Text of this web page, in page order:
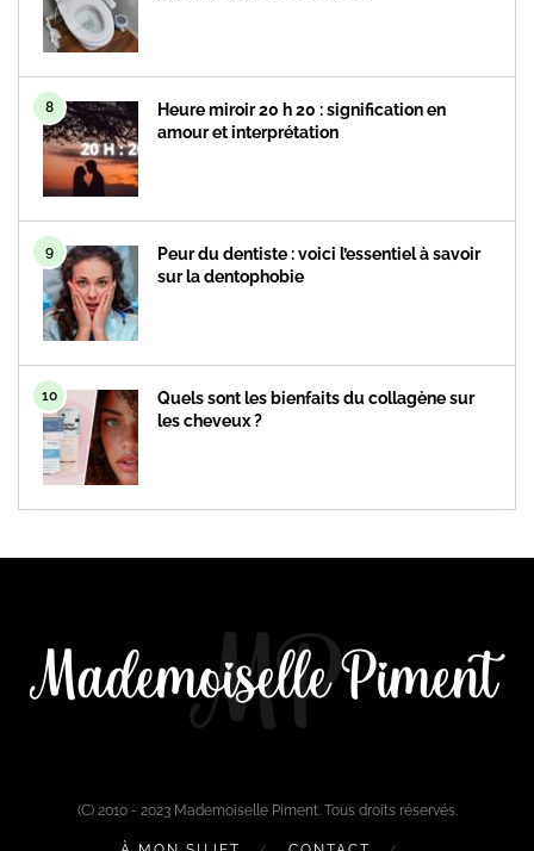
8
Heure miroir 20 h 20 : signification en
amour et interprétation
9
Peur du dentiste : voici l’essentiel à savoir
sur la dentophobie
10
Quels sont les bienfaits du collagène sur
les cheveux ?
(C) 2010 - 2023 Mademoiselle Piment. Tous droits réservés.